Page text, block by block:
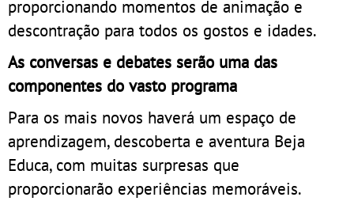
proporcionando momentos de animação e
descontração para todos os gostos e idades.
As conversas e debates serão uma das
componentes do vasto programa
Para os mais novos haverá um espaço de
aprendizagem, descoberta e aventura Beja
Educa, com muitas surpresas que
proporcionarão experiências memoráveis.